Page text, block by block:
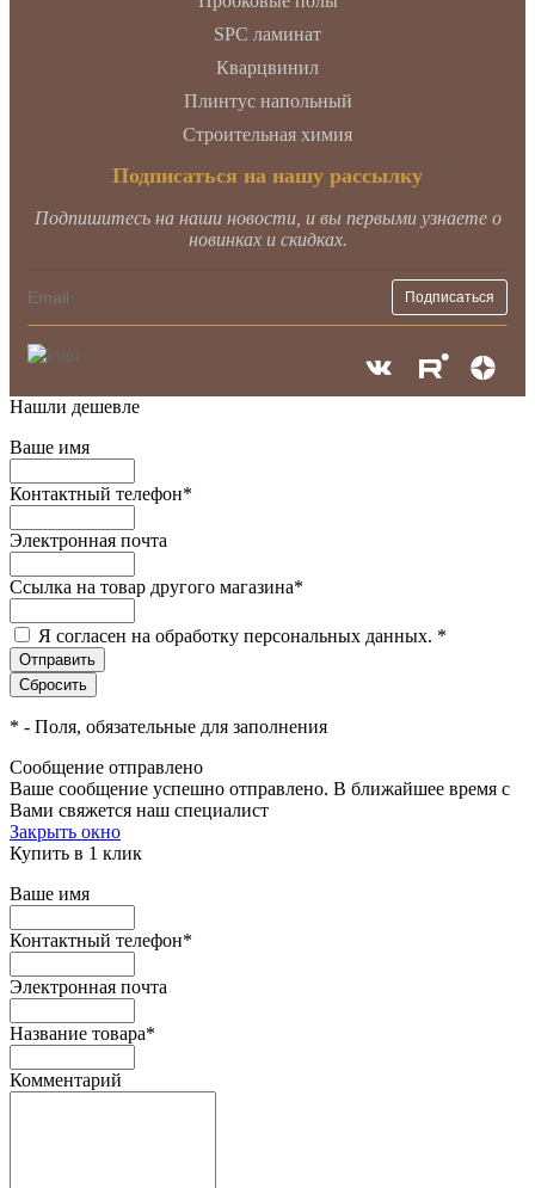
SPC ламинат
Кварцвинил
Плинтус напольный
Строительная химия
Подписаться на нашу рассылку
Подпишитесь на наши новости, и вы первыми узнаете о
новинках и скидках.
Нашли дешевле
Ваше имя
Контактный телефон*
Электронная почта
Ссылка на товар другого магазина*
Я согласен на обработку персональных данных. *
* - Поля, обязательные для заполнения
Сообщение отправлено
Ваше сообщение успешно отправлено. В ближайшее время с
Вами свяжется наш специалист
Закрыть окно
Купить в 1 клик
Ваше имя
Контактный телефон*
Электронная почта
Название товара*
Комментарий